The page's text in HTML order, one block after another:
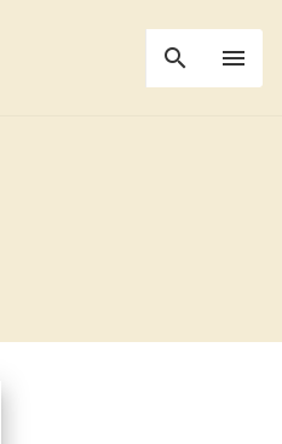
search menu